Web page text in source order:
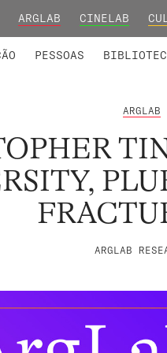
ARGLAB CINELAB
PESSOAS
ARGLAB
ARGLAB